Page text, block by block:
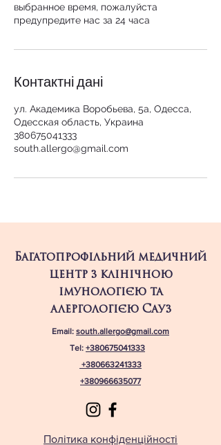
выбранное время, пожалуйста
предупредите нас за 24 часа
Контактні дані
ул. Академика Воробьева, 5а, Одесса,
Одесская область, Украина
380675041333
south.allergo@gmail.com
Багатопрофільний медичний
центр з клінічною
імунологією та
алергологією Сауз
Email: south.allergo@gmail.com
Tel: +380675041333
+380663241333
+380966635077
Політика конфіденційності